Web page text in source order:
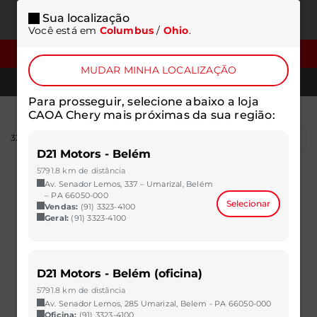
MENU
FILTROS
TELEFONES
326
Sua localização
Você está em Columbus / Ohio.
MUDAR MINHA LOCALIZAÇÃO
Para prosseguir, selecione abaixo a loja
CAOA Chery mais próximas da sua região:
D21 Motors - Belém
5791.8 km de distância
Av. Senador Lemos, 337 – Umarizal, Belém
– PA 66050-000
Vendas: (91) 3323-4100
Geral: (91) 3323-4100
Selecionar
D21 Motors - Belém (oficina)
5791.8 km de distância
Av. Senador Lemos, 285 Umarizal, Belem - PA 66050-000
Oficina: (91) 3323-4100